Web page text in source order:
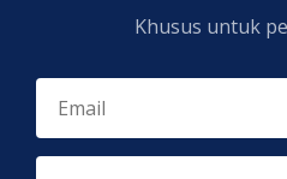
Khusus untuk